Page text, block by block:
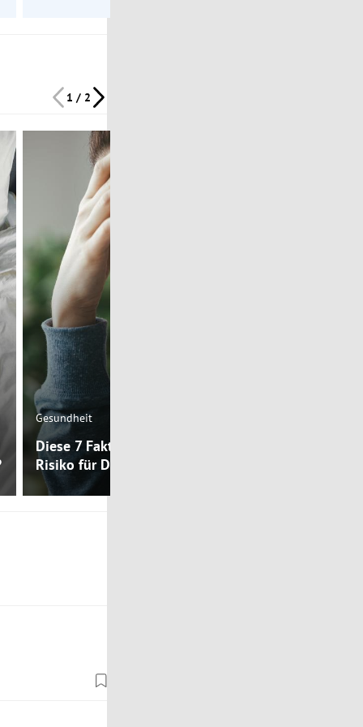
1 / 2
Gesundheit
Diese 7 Faktoren reduzieren das
Risiko für Depression